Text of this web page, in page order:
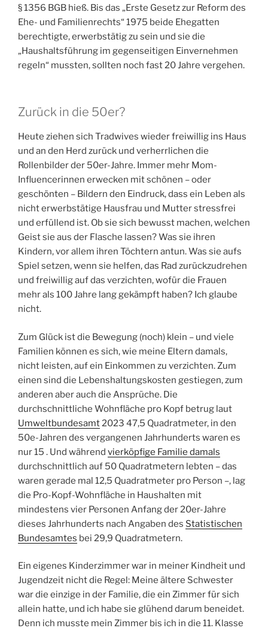
allerdings nur, „soweit dies mit ihren Pflichten in Ehe
und Familie vereinbar“ war, wie es im neu formulierten
§ 1356 BGB hieß. Bis das „Erste Gesetz zur Reform des
Ehe- und Familienrechts“ 1975 beide Ehegatten
berechtigte, erwerbstätig zu sein und sie die
Zurück in die 50er?
Heute ziehen sich Tradwives wieder freiwillig ins Haus
und an den Herd zurück und verherrlichen die
Rollenbilder der 50er-Jahre. Immer mehr Mom-
Influencerinnen erwecken mit schönen – oder
geschönten – Bildern den Eindruck, dass ein Leben als
nicht erwerbstätige Hausfrau und Mutter stressfrei
und erfüllend ist. Ob sie sich bewusst machen, welchen
Geist sie aus der Flasche lassen? Was sie ihren
Kindern, vor allem ihren Töchtern antun. Was sie aufs
Spiel setzen, wenn sie helfen, das Rad zurückzudrehen
und freiwillig auf das verzichten, wofür die Frauen
nicht.
Zum Glück ist die Bewegung (noch) klein – und viele
Familien können es sich, wie meine Eltern damals,
nicht leisten, auf ein Einkommen zu verzichten. Zum
einen sind die Lebenshaltungskosten gestiegen, zum
anderen aber auch die Ansprüche. Die
durchschnittliche Wohnfläche pro Kopf betrug laut
Umweltbundesamt2023 47,5 Quadratmeter, in den
50e-Jahren des vergangenen Jahrhunderts waren es
nur 15 . Und währendvierköpfige Familie damals
durchschnittlich auf 50 Quadratmetern lebten – das
waren gerade mal 12,5 Quadratmeter pro Person –, lag
die Pro-Kopf-Wohnfläche in Haushalten mit
mindestens vier Personen Anfang der 20er-Jahre
Bundesamtesbei 29,9 Quadratmetern.
Ein eigenes Kinderzimmer war in meiner Kindheit und
Jugendzeit nicht die Regel: Meine ältere Schwester